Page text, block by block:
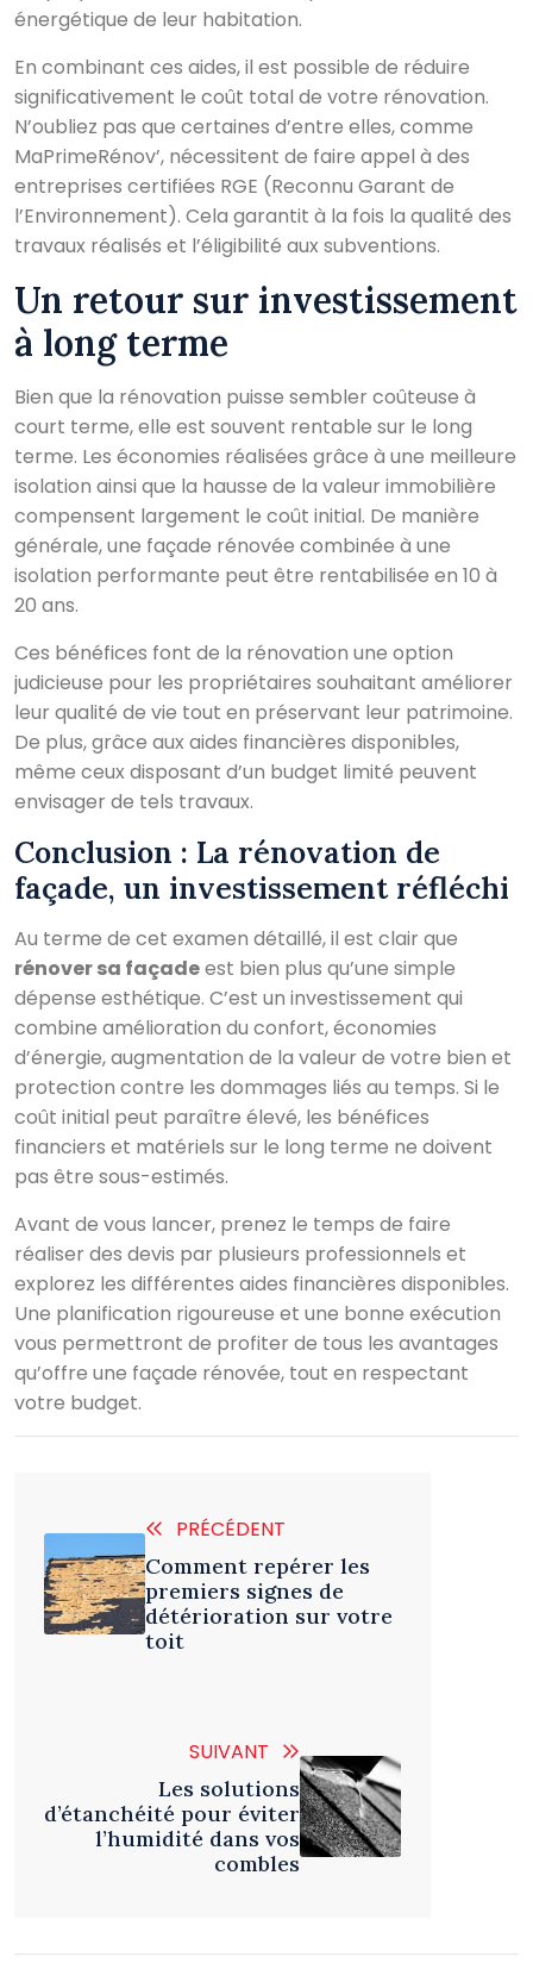
énergétique de leur habitation.
En combinant ces aides, il est possible de réduire
significativement le coût total de votre rénovation.
N’oubliez pas que certaines d’entre elles, comme
MaPrimeRénov’, nécessitent de faire appel à des
entreprises certifiées RGE (Reconnu Garant de
l’Environnement). Cela garantit à la fois la qualité des
travaux réalisés et l’éligibilité aux subventions.
Un retour sur investissement
à long terme
Bien que la rénovation puisse sembler coûteuse à
court terme, elle est souvent rentable sur le long
terme. Les économies réalisées grâce à une meilleure
isolation ainsi que la hausse de la valeur immobilière
compensent largement le coût initial. De manière
générale, une façade rénovée combinée à une
isolation performante peut être rentabilisée en 10 à
20 ans.
Ces bénéfices font de la rénovation une option
judicieuse pour les propriétaires souhaitant améliorer
leur qualité de vie tout en préservant leur patrimoine.
De plus, grâce aux aides financières disponibles,
même ceux disposant d’un budget limité peuvent
envisager de tels travaux.
Conclusion : La rénovation de
façade, un investissement réfléchi
Au terme de cet examen détaillé, il est clair que
rénover sa façadeest bien plus qu’une simple
dépense esthétique. C’est un investissement qui
combine amélioration du confort, économies
d’énergie, augmentation de la valeur de votre bien et
protection contre les dommages liés au temps. Si le
coût initial peut paraître élevé, les bénéfices
financiers et matériels sur le long terme ne doivent
pas être sous-estimés.
Avant de vous lancer, prenez le temps de faire
réaliser des devis par plusieurs professionnels et
explorez les différentes aides financières disponibles.
Une planification rigoureuse et une bonne exécution
vous permettront de profiter de tous les avantages
qu’offre une façade rénovée, tout en respectant
votre budget.
PRÉCÉDENT
Comment repérer les
premiers signes de
détérioration sur votre
toit
SUIVANT
Les solutions
d’étanchéité pour éviter
l’humidité dans vos
combles